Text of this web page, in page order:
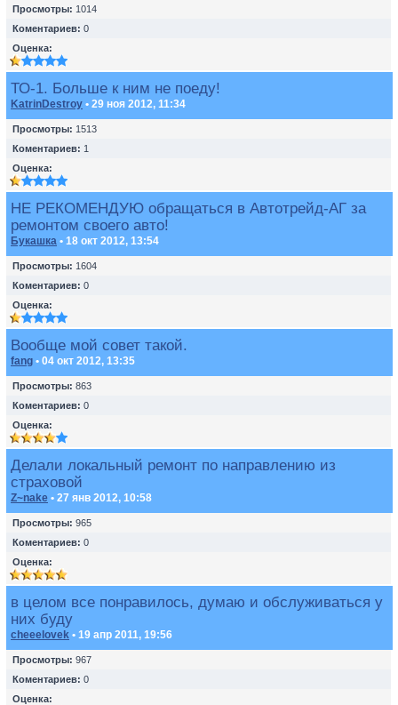
Просмотры: 1014
Коментариев: 0
Оценка:
ТО-1. Больше к ним не поеду!
KatrinDestroy • 29 ноя 2012, 11:34
Просмотры: 1513
Коментариев: 1
Оценка:
НЕ РЕКОМЕНДУЮ обращаться в Автотрейд-АГ за
ремонтом своего авто!
Букашка • 18 окт 2012, 13:54
Просмотры: 1604
Коментариев: 0
Оценка:
Вообще мой совет такой.
fang • 04 окт 2012, 13:35
Просмотры: 863
Коментариев: 0
Оценка:
Делали локальный ремонт по направлению из
страховой
Z~nake • 27 янв 2012, 10:58
Просмотры: 965
Коментариев: 0
Оценка:
в целом все понравилось, думаю и обслуживаться у
них буду
cheeelovek • 19 апр 2011, 19:56
Просмотры: 967
Коментариев: 0
Оценка: